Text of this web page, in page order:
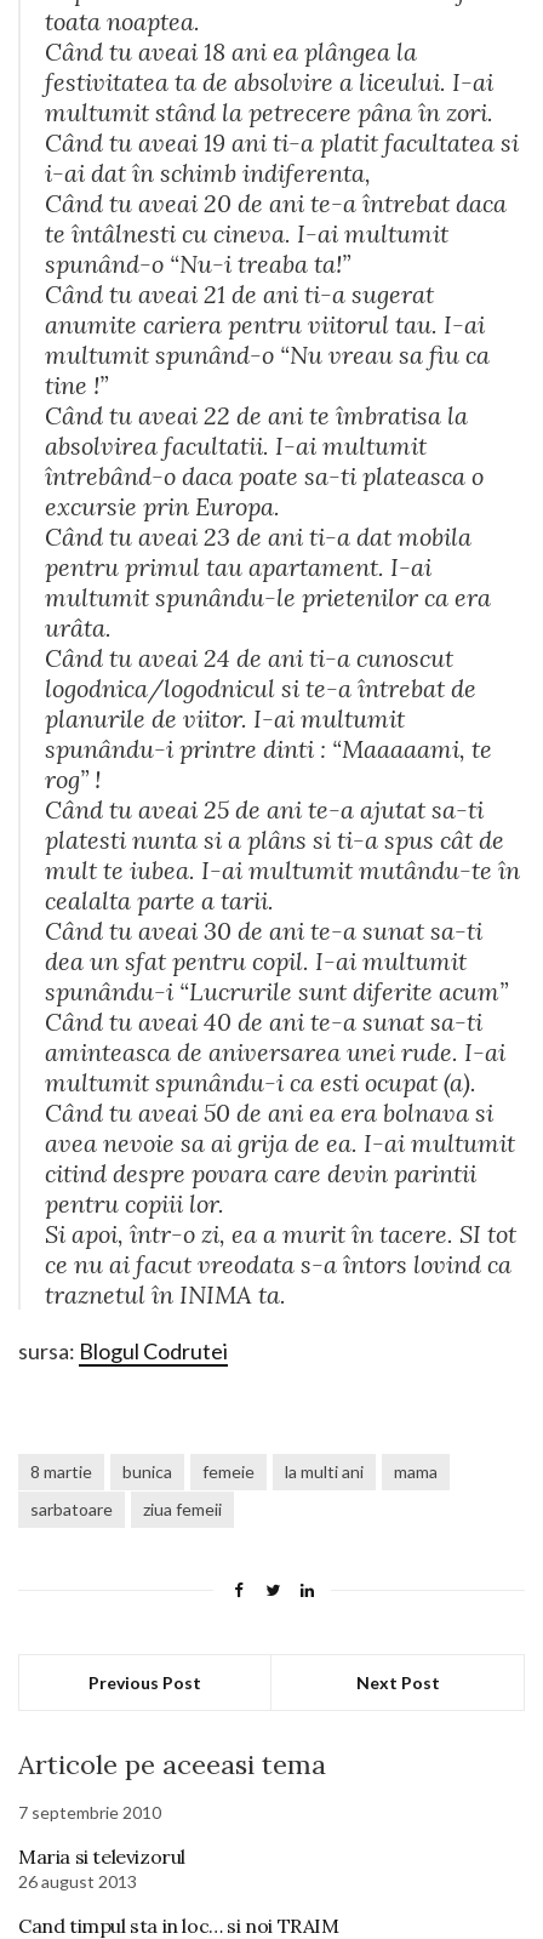
toata noaptea.
Când tu aveai 18 ani ea plângea la
festivitatea ta de absolvire a liceului. I-ai
multumit stând la petrecere pâna în zori.
Când tu aveai 19 ani ti-a platit facultatea si
i-ai dat în schimb indiferenta,
Când tu aveai 20 de ani te-a întrebat daca
te întâlnesti cu cineva. I-ai multumit
spunând-o “Nu-i treaba ta!”
Când tu aveai 21 de ani ti-a sugerat
anumite cariera pentru viitorul tau. I-ai
multumit spunând-o “Nu vreau sa fiu ca
tine !”
Când tu aveai 22 de ani te îmbratisa la
absolvirea facultatii. I-ai multumit
întrebând-o daca poate sa-ti plateasca o
excursie prin Europa.
Când tu aveai 23 de ani ti-a dat mobila
pentru primul tau apartament. I-ai
multumit spunându-le prietenilor ca era
urâta.
Când tu aveai 24 de ani ti-a cunoscut
logodnica/logodnicul si te-a întrebat de
planurile de viitor. I-ai multumit
spunându-i printre dinti : “Maaaaami, te
rog” !
Când tu aveai 25 de ani te-a ajutat sa-ti
platesti nunta si a plâns si ti-a spus cât de
mult te iubea. I-ai multumit mutându-te în
cealalta parte a tarii.
Când tu aveai 30 de ani te-a sunat sa-ti
dea un sfat pentru copil. I-ai multumit
spunându-i “Lucrurile sunt diferite acum”
Când tu aveai 40 de ani te-a sunat sa-ti
aminteasca de aniversarea unei rude. I-ai
multumit spunându-i ca esti ocupat (a).
Când tu aveai 50 de ani ea era bolnava si
avea nevoie sa ai grija de ea. I-ai multumit
citind despre povara care devin parintii
pentru copiii lor.
Si apoi, într-o zi, ea a murit în tacere. SI tot
ce nu ai facut vreodata s-a întors lovind ca
traznetul în INIMA ta.
sursa: Blogul Codrutei
8 martie bunica femeie la multi ani
mama
sarbatoare
ziua femeii
Previous Post Next Post
Articole pe aceeasi tema
7 septembrie 2010
Maria si televizorul
26 august 2013
Cand timpul sta in loc… si noi TRAIM